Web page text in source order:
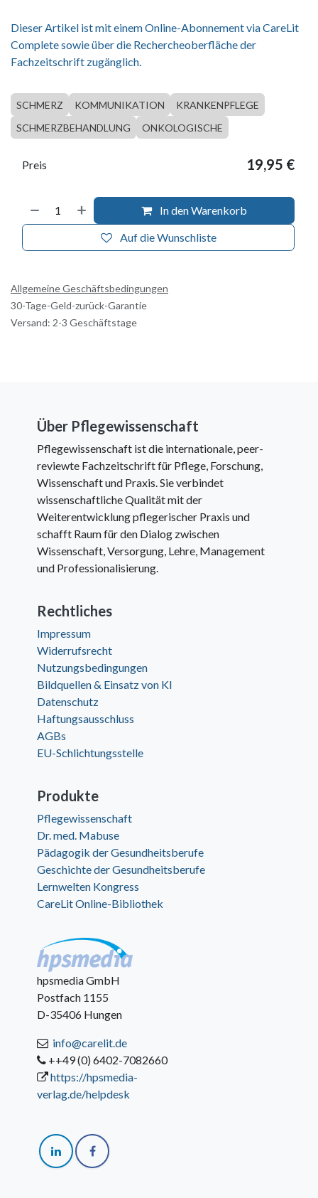
Dieser Artikel ist mit einem Online-Abonnement via CareLit
Complete sowie über die Rechercheoberfläche der
Fachzeitschrift zugänglich.
SCHMERZ KOMMUNIKATION
KRANKENPFLEGE
SCHMERZBEHANDLUNG
ONKOLOGISCHE
In den Warenkorb
Auf die Wunschliste
Preis 19,95 €
Allgemeine Geschäftsbedingungen
30-Tage-Geld-zurück-Garantie
Versand: 2-3 Geschäftstage
Über Pflegewissenschaft
Pflegewissenschaft ist die internationale, peer-
reviewte Fachzeitschrift für Pflege, Forschung,
Wissenschaft und Praxis. Sie verbindet
wissenschaftliche Qualität mit der
Weiterentwicklung pflegerischer Praxis und
schafft Raum für den Dialog zwischen
Wissenschaft, Versorgung, Lehre, Management
und Professionalisierung.
Rechtliches
Impressum
Widerrufsrecht
Nutzungsbedingungen
Bildquellen & Einsatz von KI
Datenschutz
Haftungsausschluss
AGBs
EU-Schlichtungsstelle
Produkte
Pflegewissenschaft
Dr. med. Mabuse
Pädagogik der Gesundheitsberufe
Geschichte der Gesundheitsberufe
Lernwelten Kongress
CareLit Online-Bibliothek
hpsmedia GmbH
Postfach 1155
D-35406 Hungen
info@carelit.de
++49 (0) 6402-7082660
https://hpsmedia-
verlag.de/helpdesk